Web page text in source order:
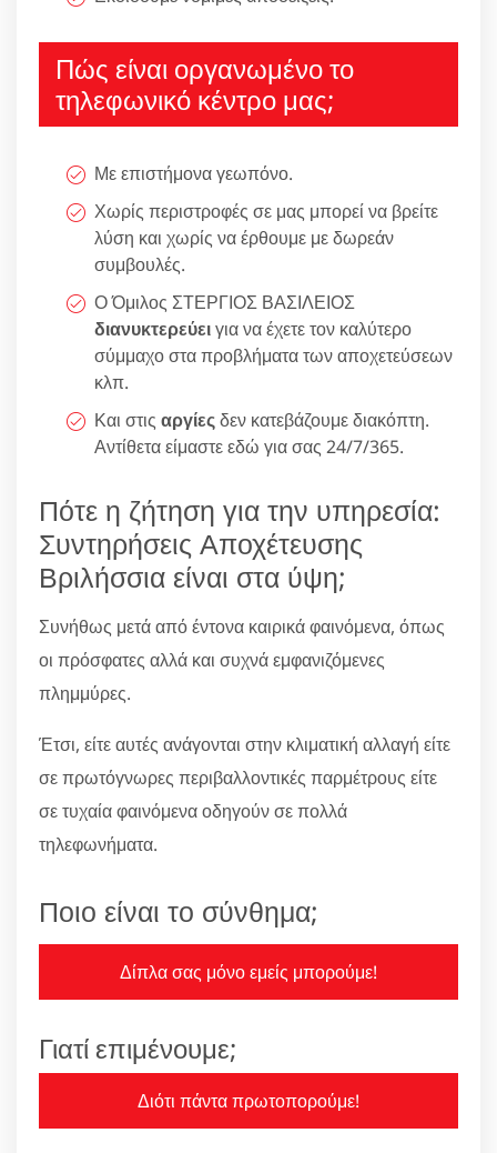
Πώς είναι οργανωμένο το
τηλεφωνικό κέντρο μας;
Με επιστήμονα γεωπόνο.
Χωρίς περιστροφές σε μας μπορεί να βρείτε
λύση και χωρίς να έρθουμε με δωρεάν
συμβουλές.
Ο Όμιλος ΣΤΕΡΓΙΟΣ ΒΑΣΙΛΕΙΟΣ
διανυκτερεύειγια να έχετε τον καλύτερο
σύμμαχο στα προβλήματα των αποχετεύσεων
κλπ.
Και στις αργίεςδεν κατεβάζουμε διακόπτη.
Αντίθετα είμαστε εδώ για σας 24/7/365.
Πότε η ζήτηση για την υπηρεσία:
Συντηρήσεις Αποχέτευσης
Βριλήσσια είναι στα ύψη;
Συνήθως μετά από έντονα καιρικά φαινόμενα, όπως
οι πρόσφατες αλλά και συχνά εμφανιζόμενες
πλημμύρες.
Έτσι, είτε αυτές ανάγονται στην κλιματική αλλαγή είτε
σε πρωτόγνωρες περιβαλλοντικές παρμέτρους είτε
σε τυχαία φαινόμενα οδηγούν σε πολλά
τηλεφωνήματα.
Ποιο είναι το σύνθημα;
Δίπλα σας μόνο εμείς μπορούμε!
Γιατί επιμένουμε;
Διότι πάντα πρωτοπορούμε!